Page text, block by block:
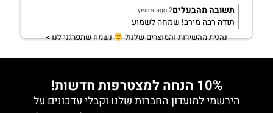
תשובה מהבעלים2 years ago
תודה רבה מירב! שמחה לשמוע
נהנית מהשירות והמוצרים שלנו? נשמח שתפרגני לנו >
10% הנחה למצטרפות חדשות!
הירשמי למועדון החברות שלנו וקבלי עדכונים על